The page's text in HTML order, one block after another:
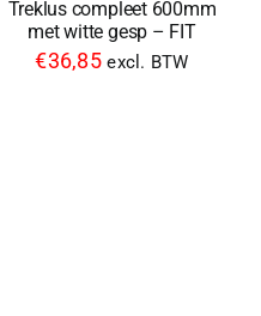
Treklus compleet 600mm
met witte gesp – FIT
€36,85 excl. BTW